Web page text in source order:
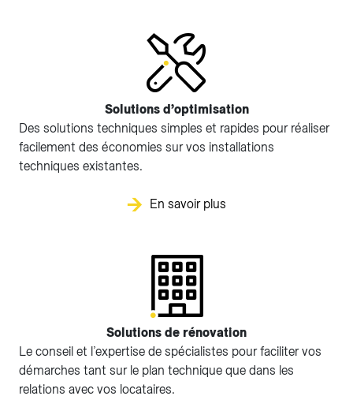
Solutions d’optimisation
Des solutions techniques simples et rapides pour réaliser
facilement des économies sur vos installations
techniques existantes.
En savoir plus
Solutions de rénovation
Le conseil et l’expertise de spécialistes pour faciliter vos
démarches tant sur le plan technique que dans les
relations avec vos locataires.